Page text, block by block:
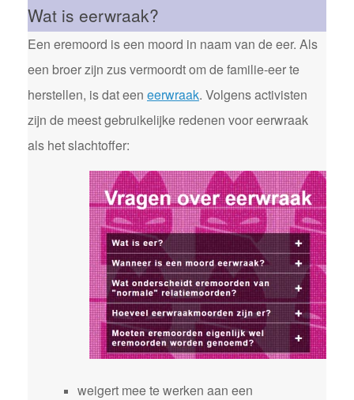
Wat is eerwraak?
Een eremoord is een moord in naam van de eer. Als
een broer zijn zus vermoordt om de familie-eer te
herstellen, is dat een eerwraak. Volgens activisten
zijn de meest gebruikelijke redenen voor eerwraak
als het slachtoffer:
weigert mee te werken aan een